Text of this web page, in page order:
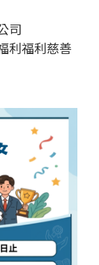
司
利福利慈善